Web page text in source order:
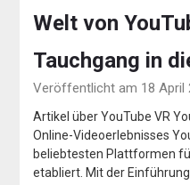
Welt von
Tauchgang in
Veröffentlicht am 18 April
Artikel über YouTube VR
Online-Videoerlebnisses
beliebtesten Plattformen
etabliert. Mit der